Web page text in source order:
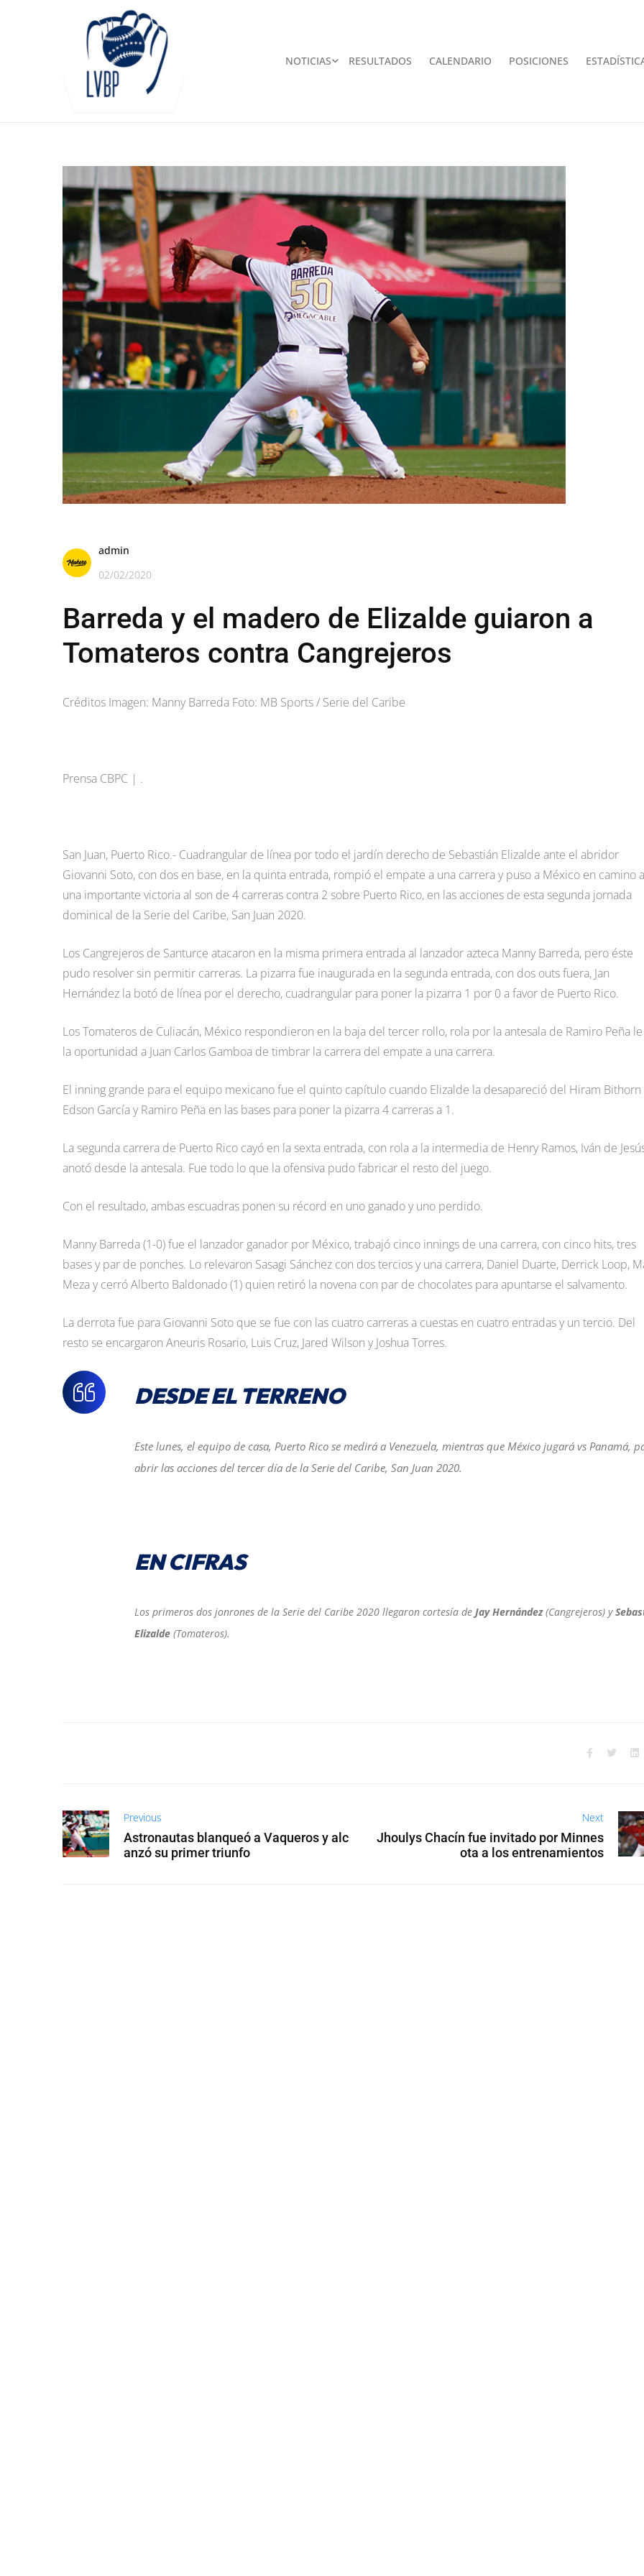
NOTICIAS RESULTADOS CALENDARIO POSICIONES
admin
02/02/2020
Barreda y el madero de Elizalde guiaron a
Tomateros contra Cangrejeros
Créditos Imagen: Manny Barreda Foto: MB Sports / Serie del Caribe
Prensa CBPC | .
San Juan, Puerto Rico.- Cuadrangular de línea por todo el jardín derecho de Sebastián Elizalde ante el abridor
Giovanni Soto, con dos en base, en la quinta entrada, rompió el empate a una carrera y puso a México en camino a
una importante victoria al son de 4 carreras contra 2 sobre Puerto Rico, en las acciones de esta segunda jornada
dominical de la Serie del Caribe, San Juan 2020.
Los Cangrejeros de Santurce atacaron en la misma primera entrada al lanzador azteca Manny Barreda, pero éste
pudo resolver sin permitir carreras. La pizarra fue inaugurada en la segunda entrada, con dos outs fuera, Jan
Hernández la botó de línea por el derecho, cuadrangular para poner la pizarra 1 por 0 a favor de Puerto Rico.
Los Tomateros de Culiacán, México respondieron en la baja del tercer rollo, rola por la antesala de Ramiro Peña
la oportunidad a Juan Carlos Gamboa de timbrar la carrera del empate a una carrera.
El inning grande para el equipo mexicano fue el quinto capítulo cuando Elizalde la desapareció del Hiram Bithorn
Edson García y Ramiro Peña en las bases para poner la pizarra 4 carreras a 1.
La segunda carrera de Puerto Rico cayó en la sexta entrada, con rola a la intermedia de Henry Ramos, Iván de
anotó desde la antesala. Fue todo lo que la ofensiva pudo fabricar el resto del juego.
Con el resultado, ambas escuadras ponen su récord en uno ganado y uno perdido.
Manny Barreda (1-0) fue el lanzador ganador por México, trabajó cinco innings de una carrera, con cinco hits, tres
bases y par de ponches. Lo relevaron Sasagi Sánchez con dos tercios y una carrera, Daniel Duarte, Derrick Loop,
Meza y cerró Alberto Baldonado (1) quien retiró la novena con par de chocolates para apuntarse el salvamento.
La derrota fue para Giovanni Soto que se fue con las cuatro carreras a cuestas en cuatro entradas y un tercio. Del
resto se encargaron Aneuris Rosario, Luis Cruz, Jared Wilson y Joshua Torres.
DESDE EL TERRENO
Este lunes, el equipo de casa, Puerto Rico se medirá a Venezuela, mientras que México jugará vs Panamá,
abrir las acciones del tercer día de la Serie del Caribe, San Juan 2020.
EN CIFRAS
Los primeros dos jonrones de la Serie del Caribe 2020 llegaron cortesía de Jay Hernández(Cangrejeros) y
Elizalde (Tomateros).
Previous
Astronautas blanqueó a Vaqueros y alc
anzó su primer triunfo
Next
Jhoulys Chacín fue invitado por Minnes
ota a los entrenamientos